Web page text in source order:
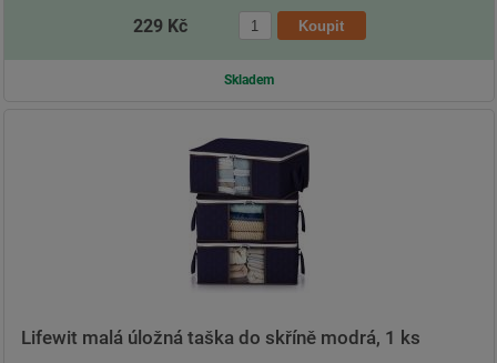
229 Kč
Skladem
Lifewit malá úložná taška do skříně modrá, 1 ks